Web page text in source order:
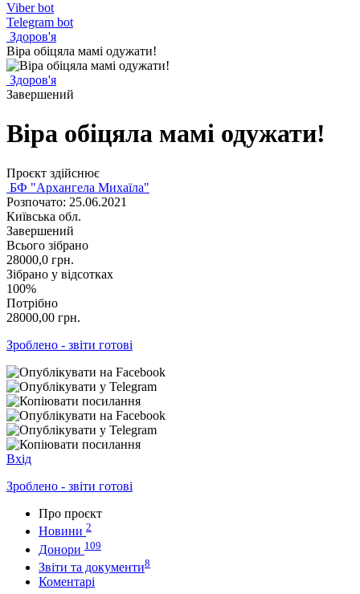
Viber bot
Telegram bot
Здоров'я
Віра обіцяла мамі одужати!
Здоров'я
Завершений
Віра обіцяла мамі одужати!
Проєкт здійснює
БФ "Архангела Михаїла"
Розпочато: 25.06.2021
Київська обл.
Завершений
Всього зібрано
28000,0 грн.
Зібрано у відсотках
100%
Потрібно
28000,00 грн.
Зроблено - звіти готові
Вхід
Зроблено - звіти готові
Про проєкт
Новини 2
Донори 109
Звіти та документи8
Коментарі